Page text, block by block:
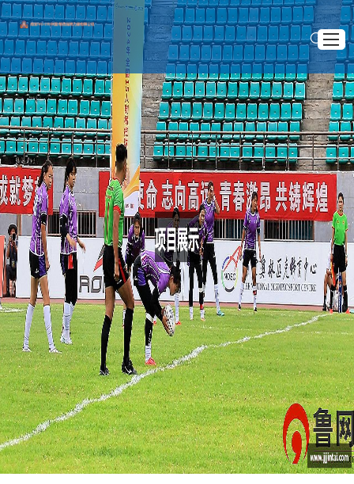
网站首页
认识南宫NG·28
项目展示
新闻中心
企业服务
互动南宫28NG相信品牌力量
首页>项目展示>
杭州亚运会主场馆象征着中国文化自信与科技创新的完美融合
杭州亚运会主场馆象征着中国文化自信与科技创新
的完美融合
2025 .09 .02
2022年杭州亚运会的主场馆，象征着中国文化自信与科技创
新的完美融合，是一座体现现代设计与中国传统文化的独特建
筑。杭州亚运会主场馆不仅承载了体育赛事的功能，更向世界展
示了中国在文化和科技领域的最新成就。这座主场馆的设计理
念，灵感来源于中国古代文化符号和当代科技发展，体现了中国
在世界舞台上的文化自信与创新力量。本文将从四个方面对这座
主场馆的象征意义进行阐述，分别是：文化自信的体现、科技创
新的融合、建筑设计的独特性、以及对未来的影响。通过这四个
方面的详细分析，本文将全面展示2022年杭州亚运会主场馆如何